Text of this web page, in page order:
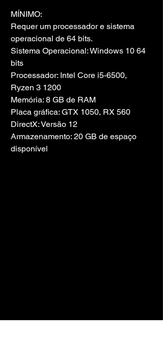
MÍNIMO:
Requer um processador e sistema
operacional de 64 bits.
Sistema Operacional: Windows 10 64
bits
Processador: Intel Core i5-6500,
Ryzen 3 1200
Memória: 8 GB de RAM
Placa gráfica: GTX 1050, RX 560
DirectX: Versão 12
Armazenamento: 20 GB de espaço
disponível